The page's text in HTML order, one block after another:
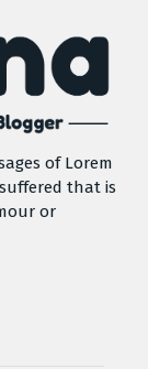
of Lorem
that is
or